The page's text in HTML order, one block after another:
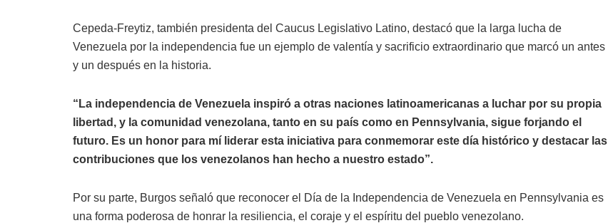
Cepeda-Freytiz, también presidenta del Caucus Legislativo Latino, destacó que la larga lucha de
Venezuela por la independencia fue un ejemplo de valentía y sacrificio extraordinario que marcó un antes
y un después en la historia.
“La independencia de Venezuela inspiró a otras naciones latinoamericanas a luchar por su propia
libertad, y la comunidad venezolana, tanto en su país como en Pennsylvania, sigue forjando el
futuro. Es un honor para mí liderar esta iniciativa para conmemorar este día histórico y destacar las
contribuciones que los venezolanos han hecho a nuestro estado”.
Por su parte, Burgos señaló que reconocer el Día de la Independencia de Venezuela en Pennsylvania es
una forma poderosa de honrar la resiliencia, el coraje y el espíritu del pueblo venezolano.